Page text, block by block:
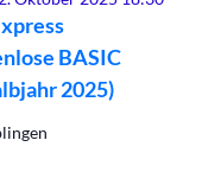
BASIC
2025)